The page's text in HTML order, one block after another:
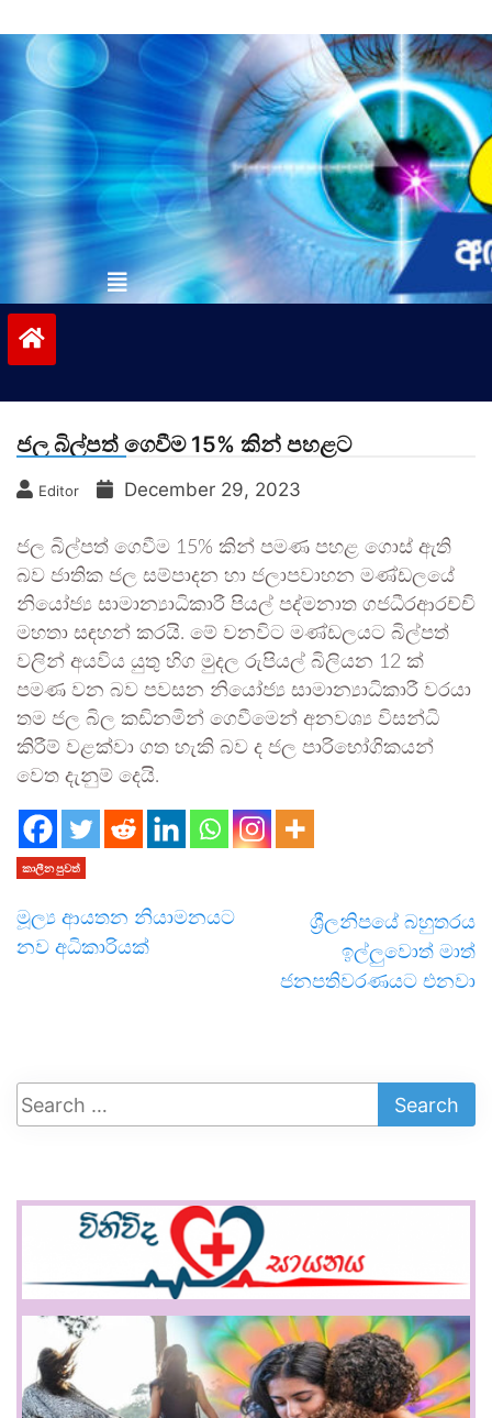
to
contentvinivida.lk
ජල බිල්පත් ගෙවීම 15% කින් පහළට
Editor December 29, 2023
ජල බිල්පත් ගෙවීම 15% කින් පමණ පහළ ගොස් ඇති
බව ජාතික ජල සම්පාදන හා ජලාපවාහන මණ්ඩලයේ
නියෝජ්‍ය සාමාන්‍යාධිකාරී පියල් පද්මනාත ගජධීරආරච්චි
මහතා සඳහන් කරයි. මේ වනවිට මණ්ඩලයට බිල්පත්
වලින් අයවිය යුතු හිග මුදල රුපියල් බිලියන 12 ක්
පමණ වන බව පවසන නියෝජ්‍ය සාමාන්‍යාධිකාරී වරයා
තම ජල බිල කඩිනමින් ගෙවීමෙන් අනවශ්‍ය විසන්ධි
කිරීම් වළක්වා ගත හැකි බව ද ජල පාරිභෝගිකයන්
වෙත දැනුම් දෙයි.
කාලීන පුවත්
මූල්‍ය ආයතන නියාමනයට
නව අධිකාරියක්
ශ්‍රීලනිපයේ බහුතරය
ඉල්ලුවොත් මාත්
ජනපතිවරණයට එනවා